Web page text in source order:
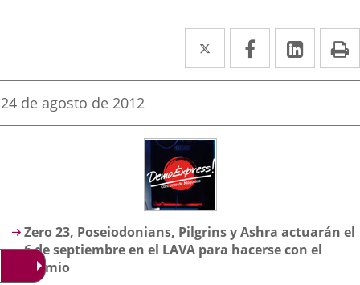
Twitter
Enlace
a
aplicación
externa.
Facebook
Enlace
a
aplicación
Enlace
a
Fecha
la
24 de agosto de 2012
Descripción
Zero 23, Poseiodonians, Pilgrins y Ashra actuarán el
6 de septiembre en el LAVA para hacerse con el
premio